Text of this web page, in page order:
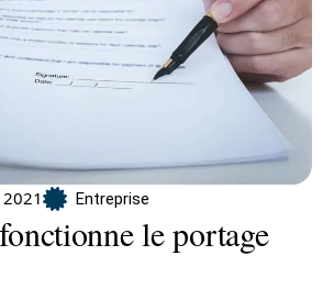
Entreprise
le portage